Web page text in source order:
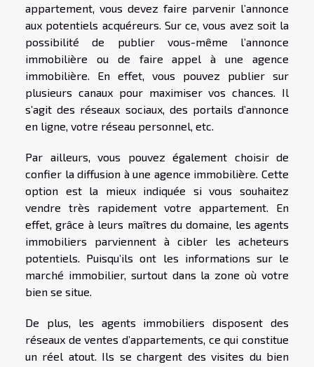
appartement, vous devez faire parvenir l’annonce
aux potentiels acquéreurs. Sur ce, vous avez soit la
possibilité de publier vous-même l’annonce
immobilière ou de faire appel à une agence
immobilière. En effet, vous pouvez publier sur
plusieurs canaux pour maximiser vos chances. Il
s’agit des réseaux sociaux, des portails d’annonce
en ligne, votre réseau personnel, etc.
Par ailleurs, vous pouvez également choisir de
confier la diffusion à une agence immobilière. Cette
option est la mieux indiquée si vous souhaitez
vendre très rapidement votre appartement. En
effet, grâce à leurs maîtres du domaine, les agents
immobiliers parviennent à cibler les acheteurs
potentiels. Puisqu’ils ont les informations sur le
marché immobilier, surtout dans la zone où votre
bien se situe.
De plus, les agents immobiliers disposent des
réseaux de ventes d’appartements, ce qui constitue
un réel atout. Ils se chargent des visites du bien